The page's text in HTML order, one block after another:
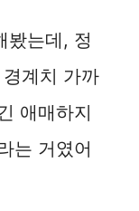
봤는데, 정
계치 가까
애매하지
는 거였어